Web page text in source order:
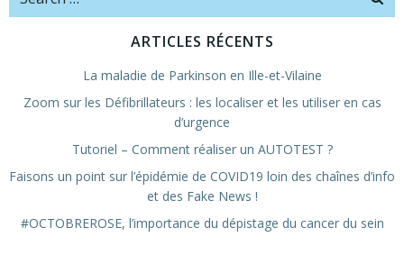
ARTICLES RÉCENTS
La maladie de Parkinson en Ille-et-Vilaine
Zoom sur les Défibrillateurs : les localiser et les utiliser en cas
d’urgence
Tutoriel – Comment réaliser un AUTOTEST ?
Faisons un point sur l’épidémie de COVID19 loin des chaînes d’info
et des Fake News !
#OCTOBREROSE, l’importance du dépistage du cancer du sein